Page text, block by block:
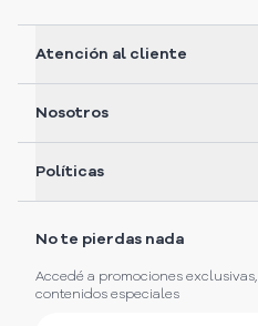
Atención al cliente
Nosotros
Políticas
No te pierdas nada
Accedé a promociones
contenidos especiales